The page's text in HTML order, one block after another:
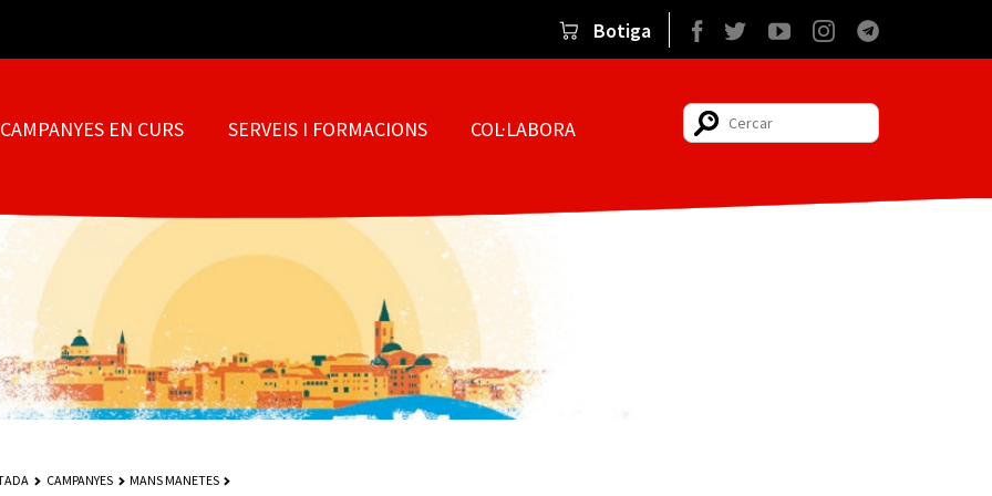
Facebook
TwitterYouTubeInstagram
Botiga
CAMPANYES EN CURS SERVEIS I FORMACIONS COL·LABORA
CAMPANYES MANS MANETES